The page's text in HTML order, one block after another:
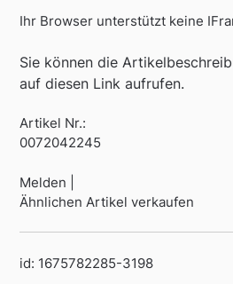
Ihr Browser unterstützt keine
Sie können die
auf diesen Link aufrufen.
Artikel Nr.:
0072042245
Melden |
Ähnlichen Artikel verkaufen
id: 1675782285-3198